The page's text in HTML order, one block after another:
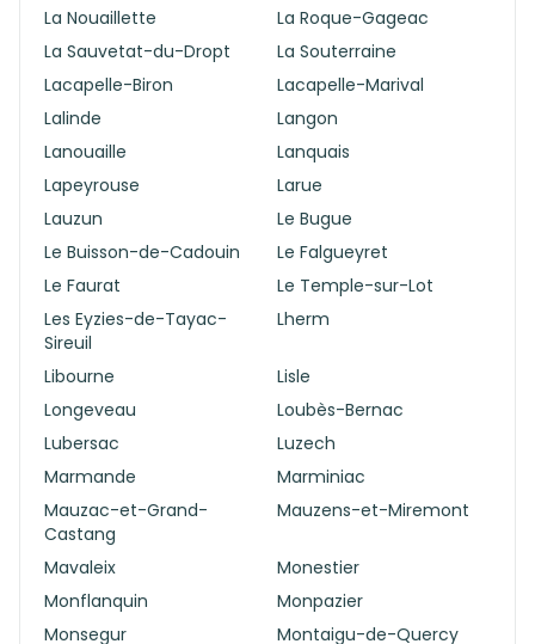
La Nouaillette
La Roque-Gageac
La Sauvetat-du-Dropt
La Souterraine
Lacapelle-Biron
Lacapelle-Marival
Lalinde
Langon
Lanouaille
Lanquais
Lapeyrouse
Larue
Lauzun
Le Bugue
Le Buisson-de-Cadouin
Le Falgueyret
Le Faurat
Le Temple-sur-Lot
Les Eyzies-de-Tayac-
Sireuil
Lherm
Libourne
Lisle
Longeveau
Loubès-Bernac
Lubersac
Luzech
Marmande
Marminiac
Mauzac-et-Grand-
Castang
Mauzens-et-Miremont
Mavaleix
Monestier
Monflanquin
Monpazier
Monsegur
Montaigu-de-Quercy